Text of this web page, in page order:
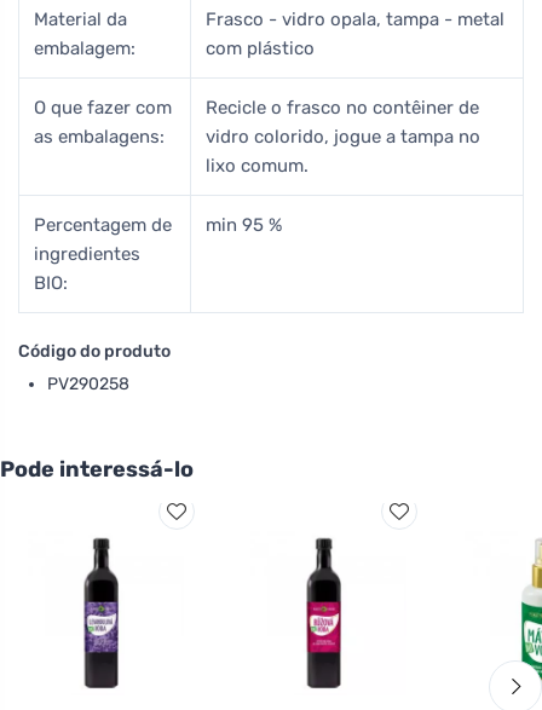
Material da
embalagem:
Frasco - vidro opala, tampa - metal
com plástico
O que fazer com
as embalagens:
Recicle o frasco no contêiner de
vidro colorido, jogue a tampa no
lixo comum.
Percentagem de
ingredientes
BIO:
min 95 %
Código do produto
PV290258
Pode interessá-lo